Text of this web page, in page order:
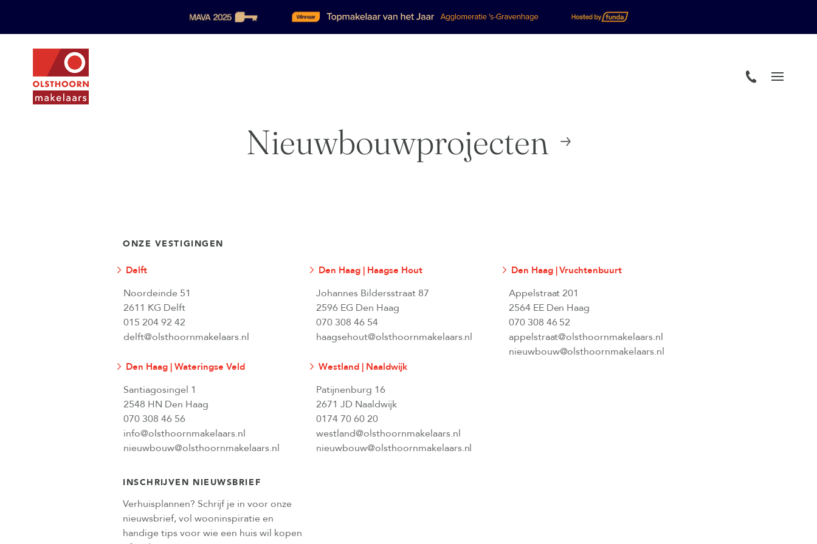
Nieuwbouwprojecten
ONZE VESTIGINGEN
Delft
Noordeinde 51
2611 KG Delft
015 204 92 42
delft@olsthoornmakelaars.nl
Den Haag | Haagse Hout
Johannes Bildersstraat 87
2596 EG Den Haag
070 308 46 54
haagsehout@olsthoornmakelaars.nl
Den Haag | Vruchtenbuurt
Appelstraat 201
2564 EE Den Haag
070 308 46 52
appelstraat@olsthoornmakelaars.nl
nieuwbouw@olsthoornmakelaars.nl
Den Haag | Wateringse Veld
Santiagosingel 1
2548 HN Den Haag
070 308 46 56
info@olsthoornmakelaars.nl
nieuwbouw@olsthoornmakelaars.nl
Westland | Naaldwijk
Patijnenburg 16
2671 JD Naaldwijk
0174 70 60 20
westland@olsthoornmakelaars.nl
nieuwbouw@olsthoornmakelaars.nl
INSCHRIJVEN NIEUWSBRIEF
Verhuisplannen? Schrijf je in voor onze
nieuwsbrief, vol wooninspiratie en
handige tips voor wie een huis wil kopen